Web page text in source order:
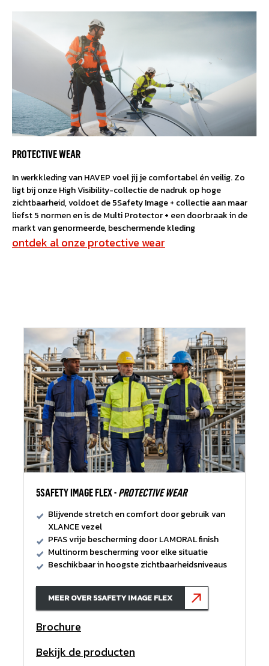
PROTECTIVE WEAR
In werkkleding van HAVEP voel jij je comfortabel én veilig. Zo
ligt bij onze High Visibility-collectie de nadruk op hoge
zichtbaarheid, voldoet de 5Safety Image + collectie aan maar
liefst 5 normen en is de Multi Protector + een doorbraak in de
markt van genormeerde, beschermende kleding
ontdek al onze protective wear
5SAFETY IMAGE FLEX -PROTECTIVE WEAR
Blijvende stretch en comfort door gebruik van
XLANCE vezel
PFAS vrije bescherming door LAMORAL finish
Multinorm bescherming voor elke situatie
Beschikbaar in hoogste zichtbaarheidsniveaus
MEER OVER 5SAFETY IMAGE FLEX
Brochure
Bekijk de producten